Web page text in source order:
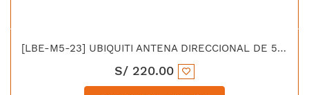
[LBE-M5-23] UBIQUITI ANTENA DIRECCIONAL DE 5.0GHZ DE 23 DBI
S/ 220.00